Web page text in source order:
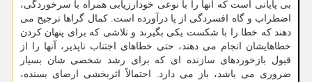
بی پایانی است که آنها را با نوعی خودارزیابی همراه با سرخوردگی،
اضطراب و گاه افسردگی از پا درآورده است. کمال گراها ترجیح می
دهند که خطا را با شکست یکی بگیرند و تلاشی که برای پنهان کردن
خطاهایشان انجام می دهند، حتی خطاهای اجتناب ناپذیر، آنها را از
قبول بازخوردهای سازنده ای که برای رشد شخصی شان بسیار
ضروری می باشد، باز می دارد. احتمالاً اثربخشی ارضای بسنده،